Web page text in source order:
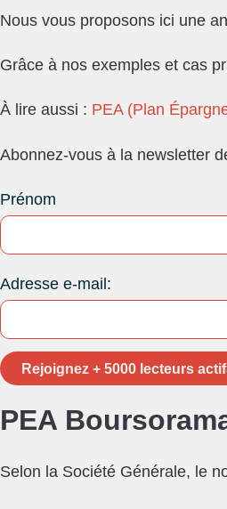
Nous vous proposons ici une
Grâce à nos exemples et cas
À lire aussi : PEA (Plan
Abonnez-vous à la newsletter
Prénom
Adresse e-mail:
PEA
Selon la Société Générale, le